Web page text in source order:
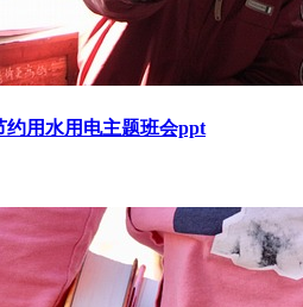
用水用电主题班会ppt